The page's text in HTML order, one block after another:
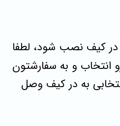
کیف نصب شود، لطفا
انتخاب و به سفارشتون
به در کیف وصل